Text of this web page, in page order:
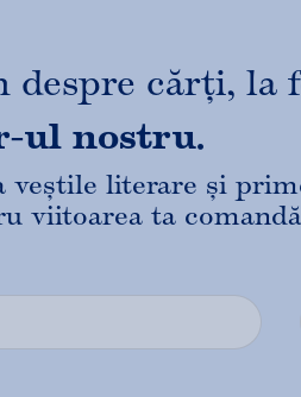
despre cărți, la
ul nostru.
veștile literare și
viitoarea ta